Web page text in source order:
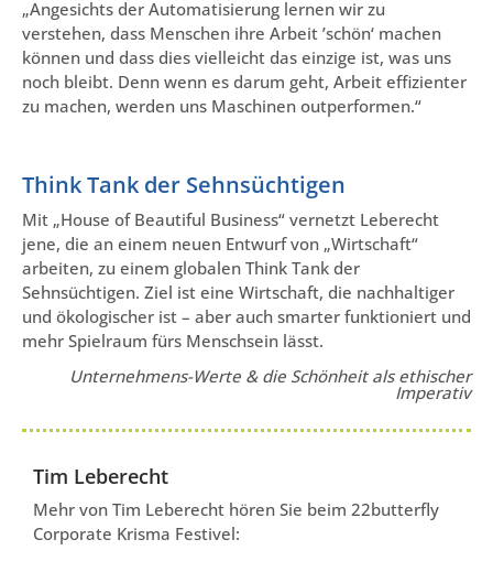
„Angesichts der Automatisierung lernen wir zu
verstehen, dass Menschen ihre Arbeit ’schön‘ machen
können und dass dies vielleicht das einzige ist, was uns
noch bleibt. Denn wenn es darum geht, Arbeit effizienter
zu machen, werden uns Maschinen outperformen.“
Think Tank der Sehnsüchtigen
Mit „House of Beautiful Business“ vernetzt Leberecht
jene, die an einem neuen Entwurf von „Wirtschaft“
arbeiten, zu einem globalen Think Tank der
Sehnsüchtigen. Ziel ist eine Wirtschaft, die nachhaltiger
und ökologischer ist – aber auch smarter funktioniert und
mehr Spielraum fürs Menschsein lässt.
Unternehmens-Werte & die Schönheit als ethischer
Imperativ
Tim Leberecht
Mehr von Tim Leberecht hören Sie beim 22butterfly
Corporate Krisma Festivel: